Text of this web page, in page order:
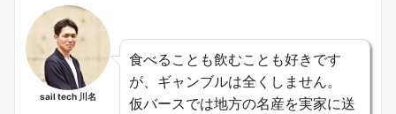
sail tech 川名
食べることも飲むことも好きです
が、ギャンブルは全くしません。
仮バースでは地方の名産を実家に送